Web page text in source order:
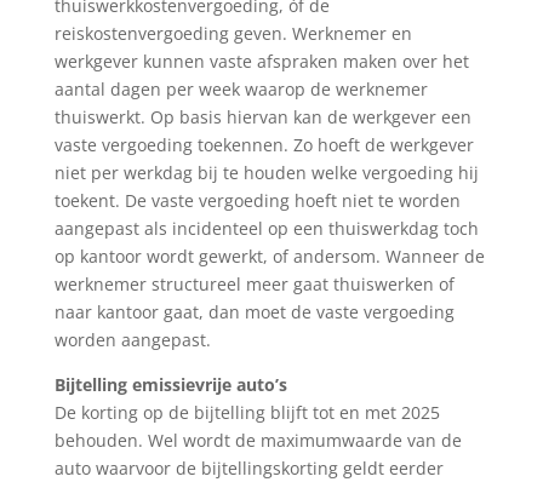
thuiswerkkostenvergoeding, óf de
reiskostenvergoeding geven. Werknemer en
werkgever kunnen vaste afspraken maken over het
aantal dagen per week waarop de werknemer
thuiswerkt. Op basis hiervan kan de werkgever een
vaste vergoeding toekennen. Zo hoeft de werkgever
niet per werkdag bij te houden welke vergoeding hij
toekent. De vaste vergoeding hoeft niet te worden
aangepast als incidenteel op een thuiswerkdag toch
op kantoor wordt gewerkt, of andersom. Wanneer de
werknemer structureel meer gaat thuiswerken of
naar kantoor gaat, dan moet de vaste vergoeding
worden aangepast.
Bijtelling emissievrije auto’s
De korting op de bijtelling blijft tot en met 2025
behouden. Wel wordt de maximumwaarde van de
auto waarvoor de bijtellingskorting geldt eerder